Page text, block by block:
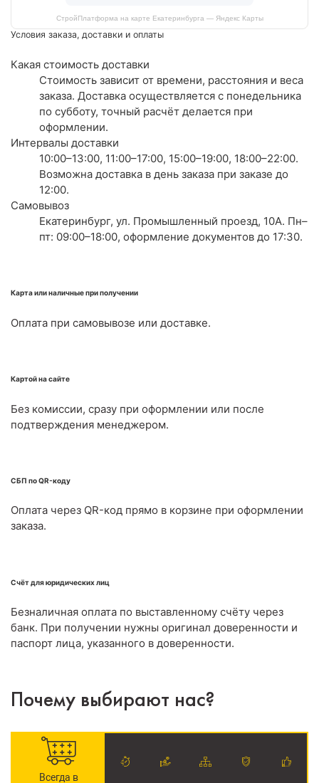
СтройПлатформа на карте Екатеринбурга — Яндекс Карты
Условия заказа, доставки и оплаты
Какая стоимость доставки
Стоимость зависит от времени, расстояния и веса
заказа. Доставка осуществляется с понедельника
по субботу, точный расчёт делается при
оформлении.
Интервалы доставки
10:00–13:00, 11:00–17:00, 15:00–19:00, 18:00–22:00.
Возможна доставка в день заказа при заказе до
12:00.
Самовывоз
Екатеринбург, ул. Промышленный проезд, 10А. Пн–
пт: 09:00–18:00, оформление документов до 17:30.
Карта или наличные при получении
Оплата при самовывозе или доставке.
Картой на сайте
Без комиссии, сразу при оформлении или после
подтверждения менеджером.
СБП по QR-коду
Оплата через QR-код прямо в корзине при оформлении
заказа.
Счёт для юридических лиц
Безналичная оплата по выставленному счёту через
банк. При получении нужны оригинал доверенности и
паспорт лица, указанного в доверенности.
Почему выбирают нас?
Всегда в